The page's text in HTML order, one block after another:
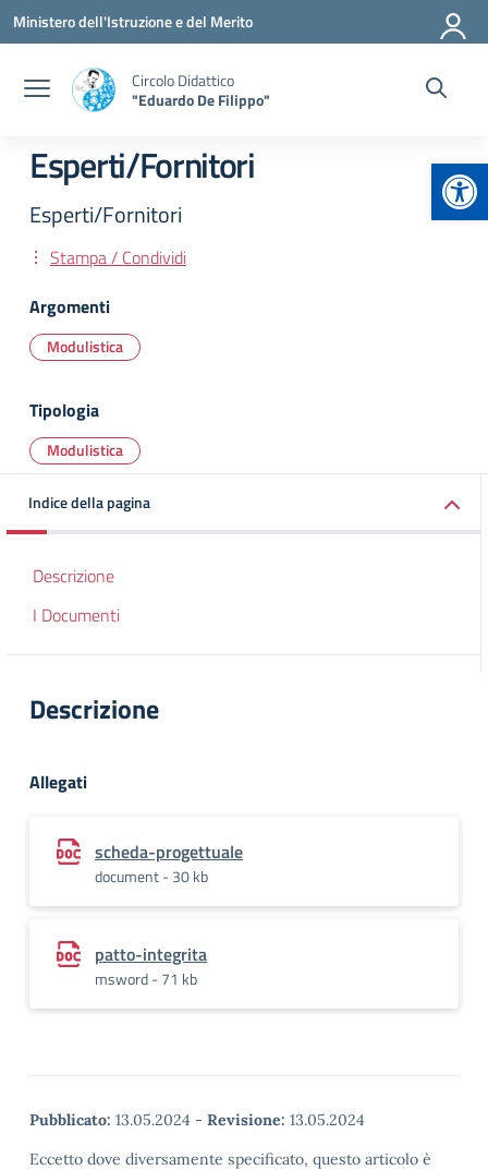
Vai ai contenuti
Vai al menu di navigazione
Vai al footer
Ministero dell'Istruzione e del Merito
Circolo Didattico
"Eduardo De Filippo"
Esperti/Fornitori
Esperti/Fornitori
Stampa / Condividi
Argomenti
Modulistica
Tipologia
Modulistica
Indice della pagina
Descrizione
I Documenti
Descrizione
Allegati
scheda-progettuale
document - 30 kb
patto-integrita
msword - 71 kb
Pubblicato: 13.05.2024 - Revisione: 13.05.2024
Eccetto dove diversamente specificato, questo articolo è